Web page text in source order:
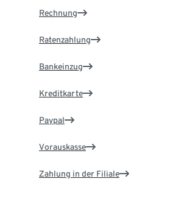
Rechnung
Ratenzahlung
Bankeinzug
Kreditkarte
Paypal
Vorauskasse
Zahlung in der Filiale